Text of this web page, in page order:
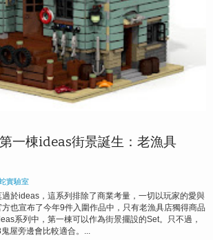
一棟ideas街景誕生：老漁具
實驗室
於ideas，這系列排除了商業考量，一切以玩家的愛與
也宣布了今年9件入圍作品中，只有老漁具店獨得商品
系列中，第一棟可以作為街景擺設的Set。只不過，
屋旁邊會比較適合。...